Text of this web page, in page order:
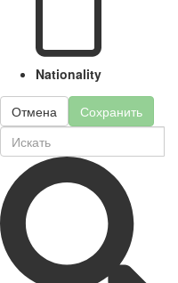
Nationality
Отмена Сохранить